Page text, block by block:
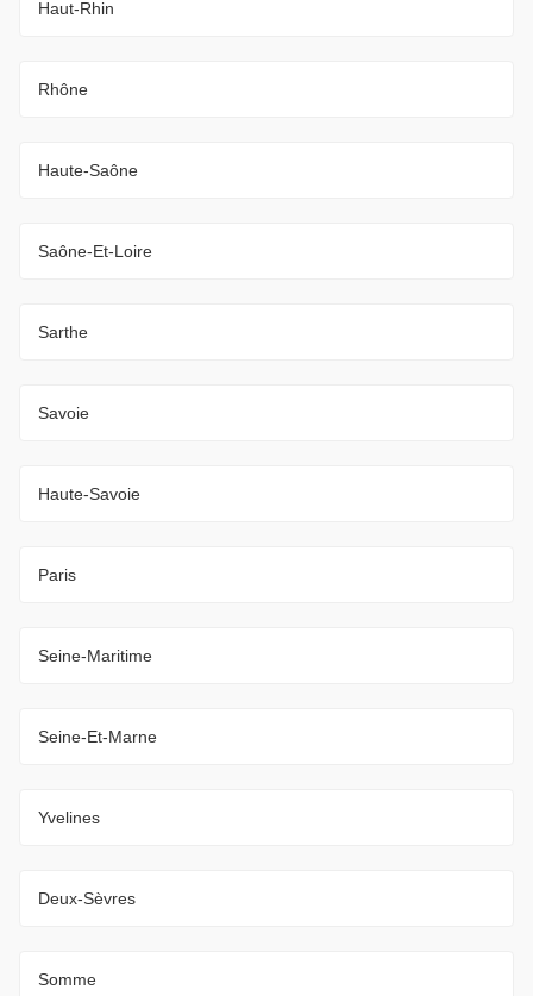
Haut-Rhin
Rhône
Haute-Saône
Saône-Et-Loire
Sarthe
Savoie
Haute-Savoie
Paris
Seine-Maritime
Seine-Et-Marne
Yvelines
Deux-Sèvres
Somme